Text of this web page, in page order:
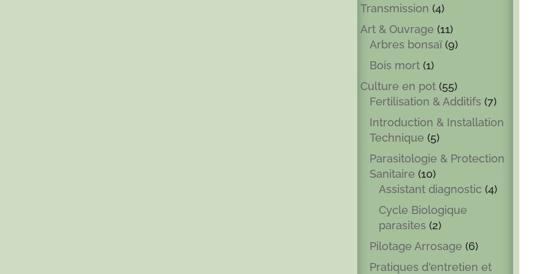
Transmission (4)
Art & Ouvrage (11)
Arbres bonsaï(9)
Bois mort(1)
Culture en pot(55)
Fertilisation & Additifs (7)
Introduction & Installation
Technique (5)
Parasitologie & Protection
Sanitaire (10)
Assistant diagnostic (4)
Cycle Biologique
parasites (2)
Pilotage Arrosage (6)
Pratiques d'entretien et